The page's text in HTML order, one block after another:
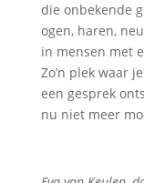
die onbekende
ogen, haren,
in mensen met
Zo’n plek waar
een gesprek
nu niet meer